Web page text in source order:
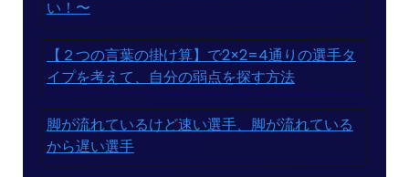
い！〜
【２つの言葉の掛け算】で2×2=4通りの選手タ
イプを考えて、自分の弱点を探す方法
脚が流れているけど速い選手、脚が流れている
から遅い選手